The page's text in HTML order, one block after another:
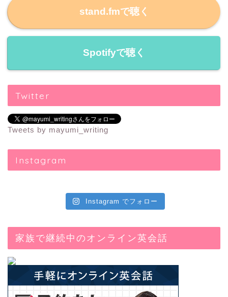
stand.fmで聴く
Spotifyで聴く
Twitter
Tweets by mayumi_writing
Instagram
Instagram でフォロー
家族で継続中のオンライン英会話